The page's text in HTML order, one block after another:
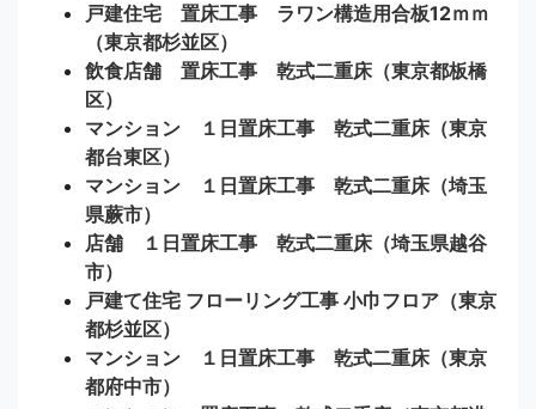
戸建住宅 置床工事 ラワン構造用合板12ｍｍ
（東京都杉並区）
飲食店舗 置床工事 乾式二重床（東京都板橋
区）
マンション １日置床工事 乾式二重床（東京
都台東区）
マンション １日置床工事 乾式二重床（埼玉
県蕨市）
店舗 １日置床工事 乾式二重床（埼玉県越谷
市）
戸建て住宅 フローリング工事 小巾フロア（東京
都杉並区）
マンション １日置床工事 乾式二重床（東京
都府中市）